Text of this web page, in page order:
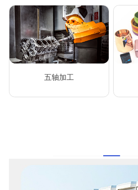
五轴加工